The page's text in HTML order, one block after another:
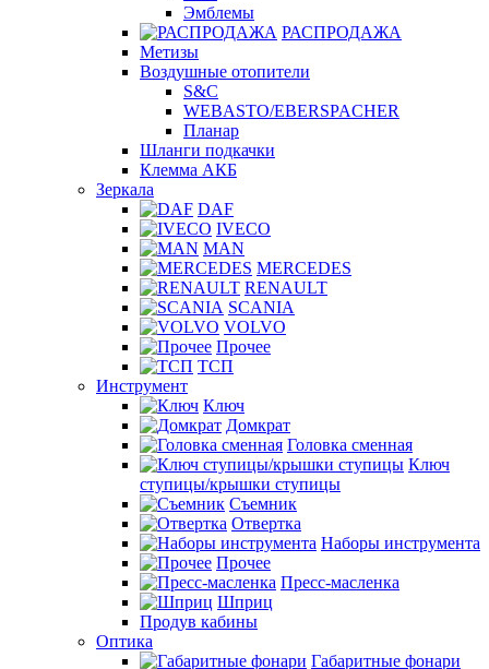
Эмблемы
РАСПРОДАЖА
Метизы
Воздушные отопители
S&C
WEBASTO/EBERSPACHER
Планар
Шланги подкачки
Клемма АКБ
Зеркала
DAF
IVECO
MAN
MERCEDES
RENAULT
SCANIA
VOLVO
Прочее
ТСП
Инструмент
Ключ
Домкрат
Головка сменная
Ключ
ступицы/крышки ступицы
Съемник
Отвертка
Наборы инструмента
Прочее
Пресс-масленка
Шприц
Продув кабины
Оптика
Габаритные фонари